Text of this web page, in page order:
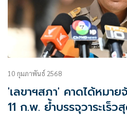
10 กุมภาพันธ์ 2568
'เลขาฯสภา' คาดได้หมา
11 ก.พ. ย้ำบรรจุวาระเร็